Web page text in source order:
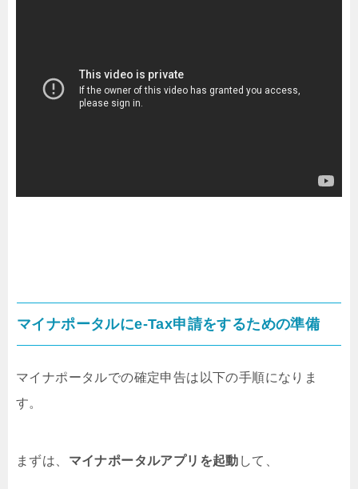
マイナポータルにe-Tax申請をするための準備
マイナポータルでの確定申告は以下の手順になりま
す。
まずは、 マイナポータルアプリを起動 して、